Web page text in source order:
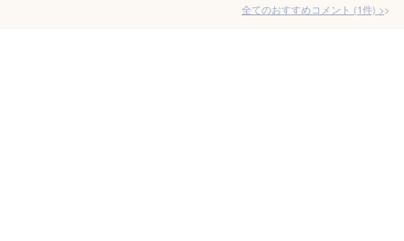
全てのおすすめコメント (1件) >